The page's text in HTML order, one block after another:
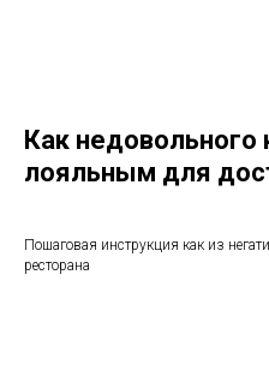
Как недовольного
лояльным для
Пошаговая инструкция как из
ресторана